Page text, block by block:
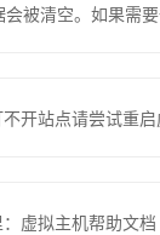
被清空。如果需
开站点请尝试重
虚拟主机帮助文档